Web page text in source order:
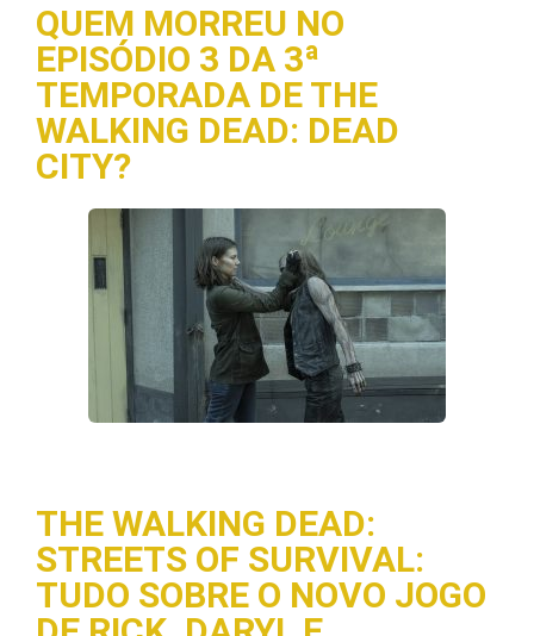
QUEM MORREU NO
EPISÓDIO 3 DA 3ª
TEMPORADA DE THE
WALKING DEAD: DEAD
CITY?
THE WALKING DEAD:
STREETS OF SURVIVAL:
TUDO SOBRE O NOVO JOGO